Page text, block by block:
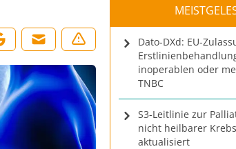
Dato-DXd: EU-
inoperablen oder
TNBC
S3-Leitlinie zur
nicht heilbarer
aktualisiert